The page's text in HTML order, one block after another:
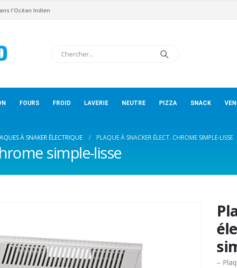
l'Océan Indien
FOURS FROID LAVERIE NEUTRE PIZZA SNACK
À SNAKER ÉLECTRIQUE PLAQUE À SNACKER ÉLECT. CHROME SIMPLE-LISSE
simple-lisse
–